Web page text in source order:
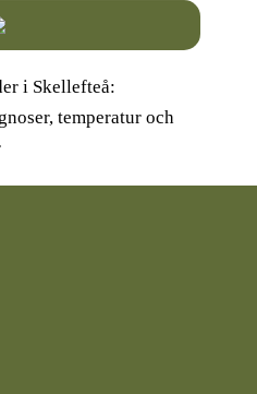
i Skellefteå:
temperatur och